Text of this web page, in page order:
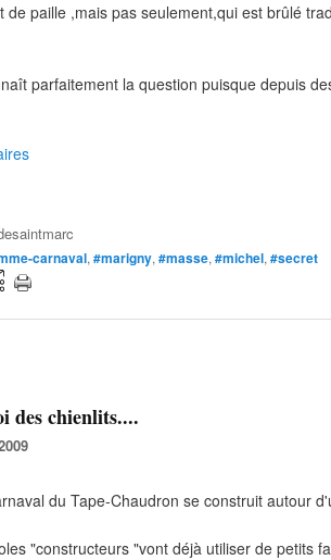
de paille ,mais pas seulement,qui est brûlé
parfaitement la question puisque depuis
carnaval, #marigny, #masse, #michel, #secret
des chienlits....
du Tape-Chaudron se construit autour
"constructeurs "vont déjà utiliser de petits